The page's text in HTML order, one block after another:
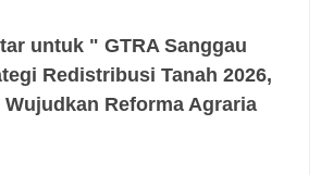
untuk " GTRA Sanggau
Redistribusi Tanah 2026,
Reforma Agraria